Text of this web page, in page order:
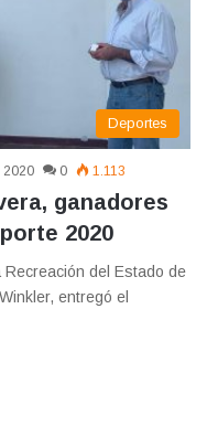
Deportes
2020 0 1.113
ganadores
2020
del Estado de
entregó el